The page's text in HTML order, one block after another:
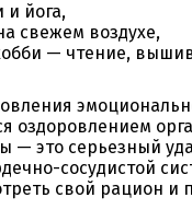
и йога,
свежем воздухе,
— чтение,
оздоровлением
— это серьезный
сосудистой
свой рацион и